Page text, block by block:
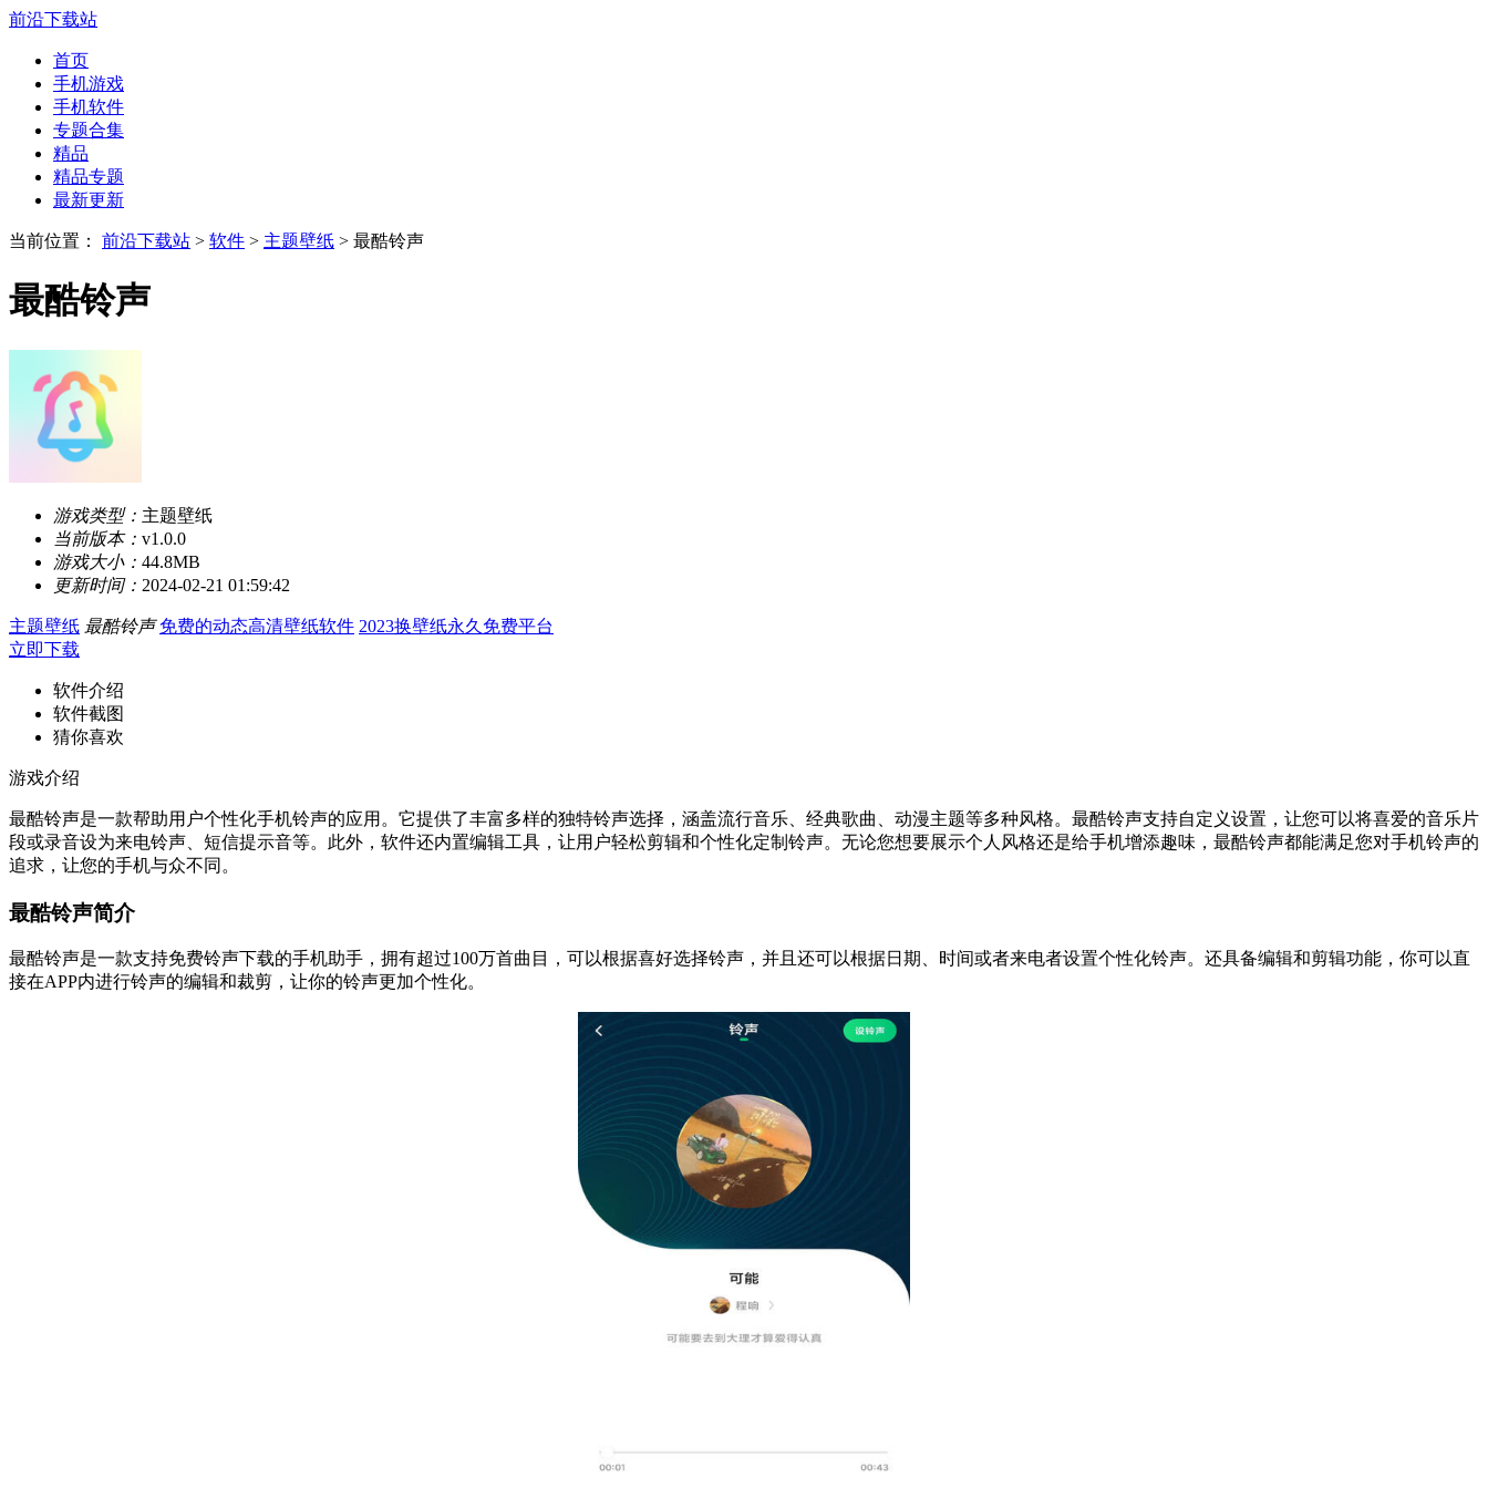
前沿下载站
首页
手机游戏
手机软件
专题合集
精品
精品专题
最新更新
当前位置： 前沿下载站 > 软件 > 主题壁纸 > 最酷铃声
最酷铃声
游戏类型： 主题壁纸
当前版本： v1.0.0
游戏大小： 44.8MB
更新时间： 2024-02-21 01:59:42
主题壁纸 最酷铃声 免费的动态高清壁纸软件 2023换壁纸永久免费平台
立即下载
软件介绍
软件截图
猜你喜欢
游戏介绍
最酷铃声是一款帮助用户个性化手机铃声的应用。它提供了丰富多样的独特铃声选择，涵盖流行音乐、经典歌曲、动漫主题等多种风格。最酷铃声支持自定义设置，让您可以将喜爱的音乐片
段或录音设为来电铃声、短信提示音等。此外，软件还内置编辑工具，让用户轻松剪辑和个性化定制铃声。无论您想要展示个人风格还是给手机增添趣味，最酷铃声都能满足您对手机铃声的
追求，让您的手机与众不同。
最酷铃声简介
最酷铃声是一款支持免费铃声下载的手机助手，拥有超过100万首曲目，可以根据喜好选择铃声，并且还可以根据日期、时间或者来电者设置个性化铃声。还具备编辑和剪辑功能，你可以直
接在APP内进行铃声的编辑和裁剪，让你的铃声更加个性化。